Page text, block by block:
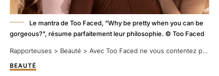
Le mantra de Too Faced, "Why be pretty when you can be
gorgeous?", résume parfaitement leur philosophie. © Too Faced
Rapporteuses > Beauté > Avec Too Faced ne vous contentez pas d’être jolie, soyez fabuleuse
BEAUTÉ